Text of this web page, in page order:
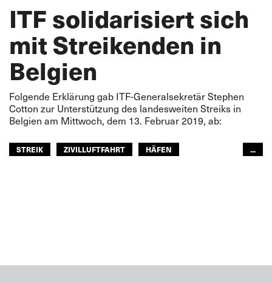
ITF solidarisiert sich
mit Streikenden in
Belgien
Folgende Erklärung gab ITF-Generalsekretär Stephen
Cotton zur Unterstützung des landesweiten Streiks in
Belgien am Mittwoch, dem 13. Februar 2019, ab:
STREIK ZIVILLUFTFAHRT
HÄFEN
...